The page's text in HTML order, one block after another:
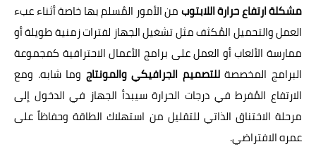
مشكلة ارتفاع حرارة اللابتوبمن الأمور المُسلم بها خاصة أثناء عبء
العمل والتحميل المُكثف مثل تشغيل الجهاز لفترات زمنية طويلة أو
ممارسة الألعاب أو العمل على برامج الأعمال الاحترافية كمجموعة
البرامج المخصصةللتصميم الجرافيكي والمونتاج وما شابه. ومع
الارتفاع المُفرط في درجات الحرارة سيبدأ الجهاز في الدخول إلى
مرحلة الاختناق الذاتي للتقليل من استهلاك الطاقة وحفاظاً على
عمره الافتراضي.